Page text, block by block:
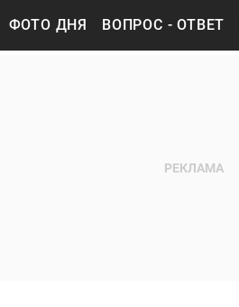
ФОТО ДНЯ ВОПРОС - ОТВЕТ